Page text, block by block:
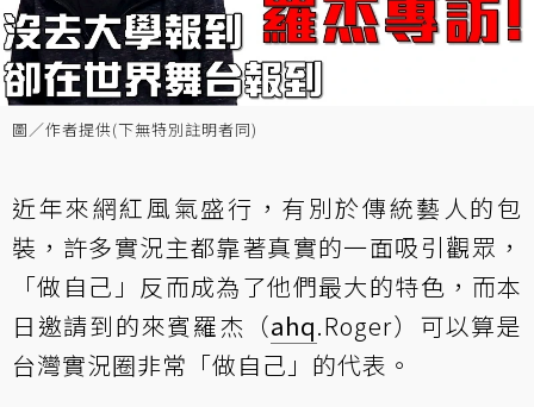
圖／作者提供(下無特別註明者同)
近年來網紅風氣盛行，有別於傳統藝人的包
裝，許多實況主都靠著真實的一面吸引觀眾，
「做自己」反而成為了他們最大的特色，而本
日邀請到的來賓羅杰（ahq.Roger）可以算是
台灣實況圈非常「做自己」的代表。